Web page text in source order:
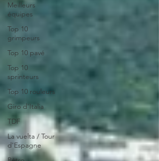
Meilleurs
équipes
Top 10
grimpeurs
Top 10 pavé
Top 10
sprinteurs
Top 10 rouleurs
Giro d'Italia
TDF
La vuelta / Tour
d'Espagne